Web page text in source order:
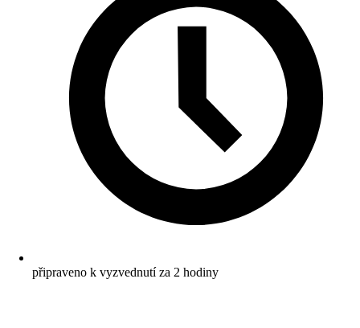
připraveno k vyzvednutí za 2 hodiny